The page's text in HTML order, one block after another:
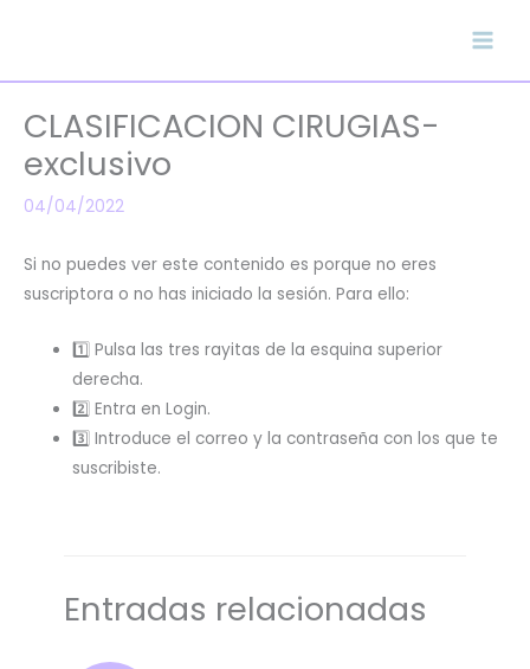
CLASIFICACION CIRUGIAS-
exclusivo
04/04/2022
Si no puedes ver este contenido es porque no eres
suscriptora o no has iniciado la sesión. Para ello:
1️⃣ Pulsa las tres rayitas de la esquina superior
derecha.
2️⃣ Entra en Login.
3️⃣ Introduce el correo y la contraseña con los que te
suscribiste.
Entradas relacionadas